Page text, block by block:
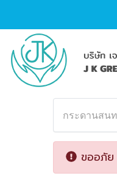
กระดานสน
ขออภัย